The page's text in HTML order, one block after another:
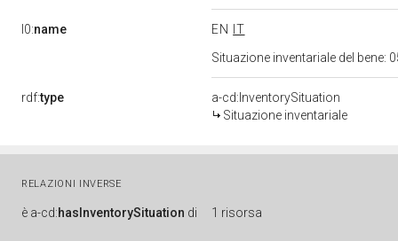
l0:name EN
IT
Situazione inventariale del bene:
rdf:type
a-cd:InventorySituation
Situazione inventariale
RELAZIONI INVERSE
è a-cd:hasInventorySituation di 1 risorsa